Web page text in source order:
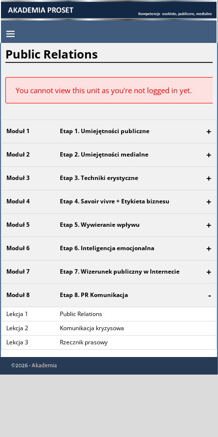
Public Relations
You cannot view this unit as you're not logged in yet.
Moduł 1 Etap 1. Umiejętności publiczne +
Moduł 2 Etap 2. Umiejętności medialne +
Moduł 3 Etap 3. Techniki erystyczne +
Moduł 4 Etap 4. Savoir vivre + Etykieta biznesu +
Moduł 5 Etap 5. Wywieranie wpływu +
Moduł 6 Etap 6. Inteligencja emocjonalna +
Moduł 7 Etap 7. Wizerunek publiczny w Internecie +
Moduł 8 Etap 8. PR Komunikacja -
Lekcja 1
Public Relations
Lekcja 2
Komunikacja kryzysowa
Lekcja 3
Rzecznik prasowy
©2026 -Akademia